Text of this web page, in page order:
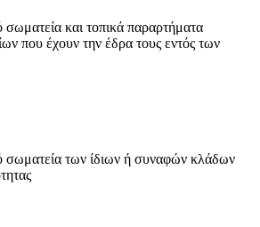
και τοπικά παραρτήματα
που έχουν την έδρα τους εντός των
σωματεία των ίδιων ή συναφών κλάδων